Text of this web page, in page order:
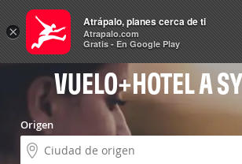
Vuelo+Hotel
VUELO+HOTEL A
Origen
×
Atrápalo, planes cerca de ti
Atrapalo.com
Gratis - En Google Play